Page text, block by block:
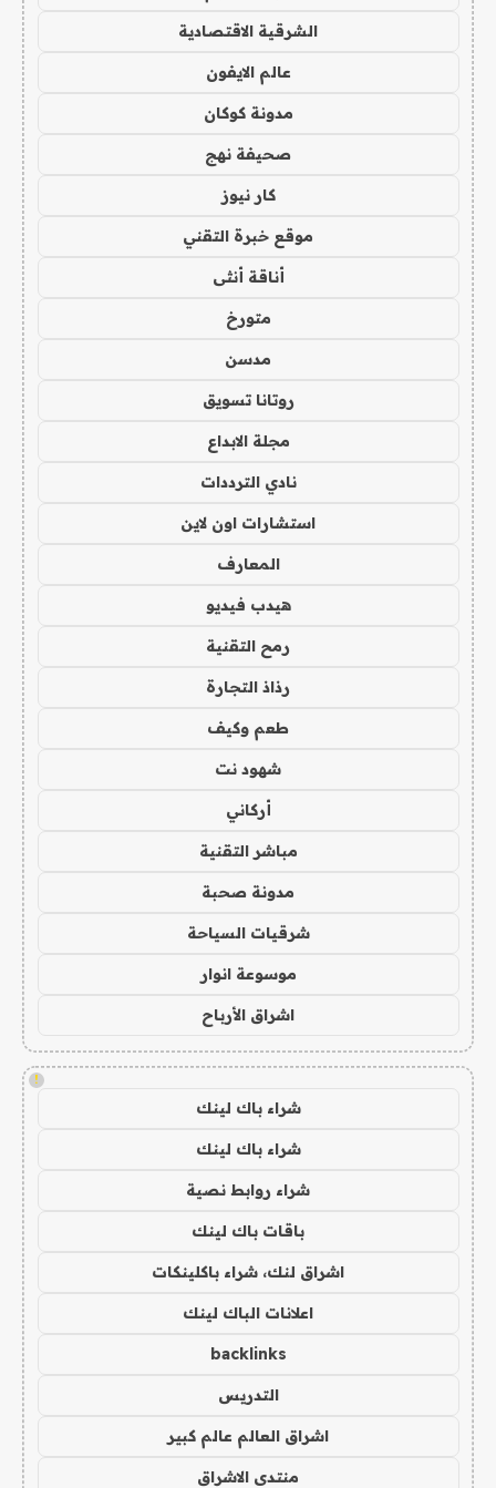
الشرقية الاقتصادية
عالم الايفون
مدونة كوكان
صحيفة نهج
كار نيوز
موقع خبرة التقني
أناقة أنثى
متورخ
مدسن
روتانا تسويق
مجلة الابداع
نادي الترددات
استشارات اون لاين
المعارف
هيدب فيديو
رمح التقنية
رذاذ التجارة
طعم وكيف
شهود نت
أركاني
مباشر التقنية
مدونة صحبة
شرقيات السياحة
موسوعة انوار
اشراق الأرباح
!
شراء باك لينك
شراء باك لينك
شراء روابط نصية
باقات باك لينك
اشراق لنك، شراء باكلينكات
اعلانات الباك لينك
backlinks
التدريس
اشراق العالم عالم كبير
منتدى الاشراق